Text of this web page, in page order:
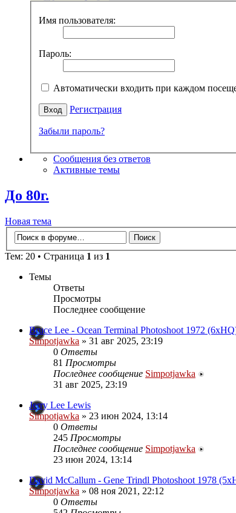
Имя пользователя:
Пароль:
Автоматически входить при каждом
Регистрация
Забыли пароль?
Сообщения без ответов
Активные темы
До 80г.
Новая тема
Тем: 20 • Страница 1 из 1
Темы
Ответы
Просмотры
Последнее сообщение
Bruce Lee - Ocean Terminal Photoshoot 1972
Simpotjawka » 31 авг 2025, 23:19
0 Ответы
81 Просмотры
Последнее сообщение Simpotjawka
31 авг 2025, 23:19
Jerry Lee Lewis
Simpotjawka » 23 июн 2024, 13:14
0 Ответы
245 Просмотры
Последнее сообщение Simpotjawka
23 июн 2024, 13:14
David McCallum - Gene Trindl Photoshoot 1978
Simpotjawka » 08 ноя 2021, 22:12
0 Ответы